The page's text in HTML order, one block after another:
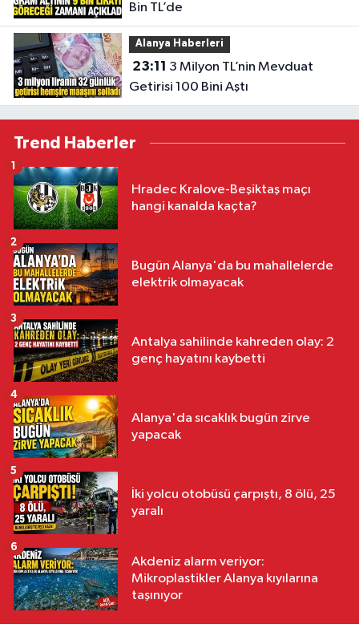
Bin TL’de
Alanya Haberleri
23:11
Getirisi 100 Bini Aştı
Trend Haberler
Hradec Kralove-Beşiktaş maçı
hangi kanalda kaçta?
1
Bugün Alanya'da bu mahallelerde
elektrik olmayacak
2
Antalya sahilinde kahreden olay: 2
genç hayatını kaybetti
3
Alanya'da sıcaklık bugün zirve
yapacak
4
İki yolcu otobüsü çarpıştı, 8 ölü, 25
yaralı
5
Akdeniz alarm veriyor:
Mikroplastikler Alanya kıyılarına
taşınıyor
6